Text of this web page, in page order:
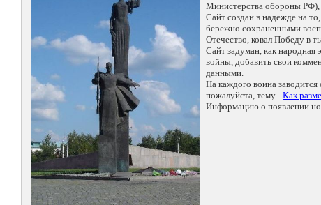
Министерства обороны
Сайт создан в надежде на
бережно сохраненными
Отечество, ковал Победу в
Сайт задуман, как
войны, добавить свои
данными.
На каждого воина
пожалуйста, тему - Как
Информацию о появлении